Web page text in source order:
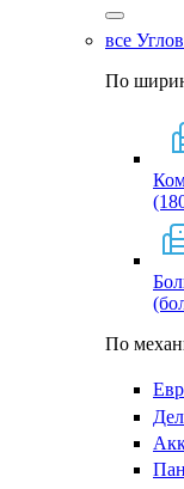
все
По
По